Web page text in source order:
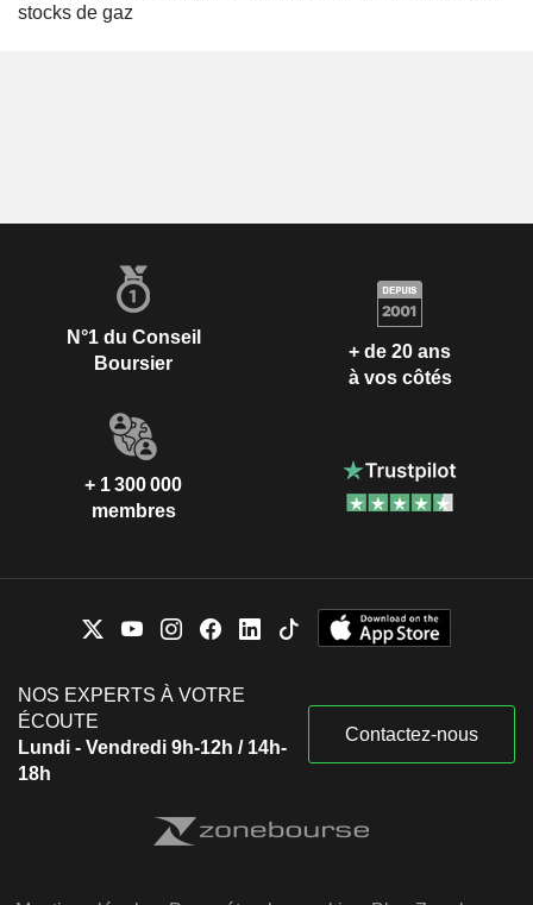
stocks de gaz
N°1 du Conseil
Boursier
+ de 20 ans
à vos côtés
+ 1 300 000
membres
NOS EXPERTS À VOTRE
ÉCOUTE
Lundi - Vendredi 9h-12h / 14h-
18h
Contactez-nous